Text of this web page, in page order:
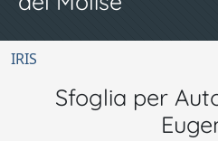
IRIS
Sfoglia per